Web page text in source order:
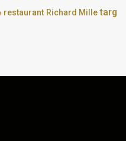
restaurant Richard Mille targ